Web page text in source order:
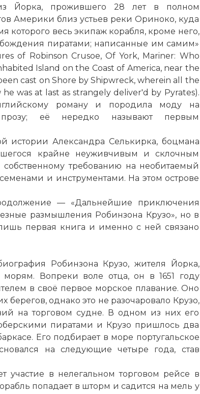
Йорка, прожившего 28 лет в полном
Америки близ устьев реки Ориноко, куда
весь экипаж корабля, кроме него,
пиратами; написанные им самим»
of Robinson Crusoe, Of York, Mariner: Who
Island on the Coast of America, near the
cast on Shore by Shipwreck, wherein all the
was at last as strangely deliver'd by Pyrates).
роману и породила моду на
прозу; её нередко называют первым
истории Александра Селькирка, боцмана
крайне неуживчивым и склочным
требованию на необитаемый
и инструментами. На этом острове
— «Дальнейшие приключения
размышления Робинзона Крузо», но в
первая книга и именно с ней связано
Робинзона Крузо, жителя Йорка,
Вопреки воле отца, он в 1651 году
в своё первое морское плавание. Оно
однако это не разочаровало Крузо,
на торговом судне. В одном из них его
пиратами и Крузо пришлось два
Его подбирает в море португальское
на следующие четыре года, став
участие в нелегальном торговом рейсе в
попадает в шторм и садится на мель у